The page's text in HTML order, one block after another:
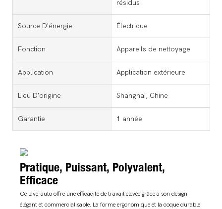
résidus
Source D'énergie Électrique
Fonction Appareils de nettoyage
Application Application extérieure
Lieu D'origine Shanghai, Chine
Garantie 1 année
Pratique, Puissant, Polyvalent,
Efficace
Ce lave-auto offre une efficacité de travail élevée grâce à son design
élégant et commercialisable. La forme ergonomique et la coque durable